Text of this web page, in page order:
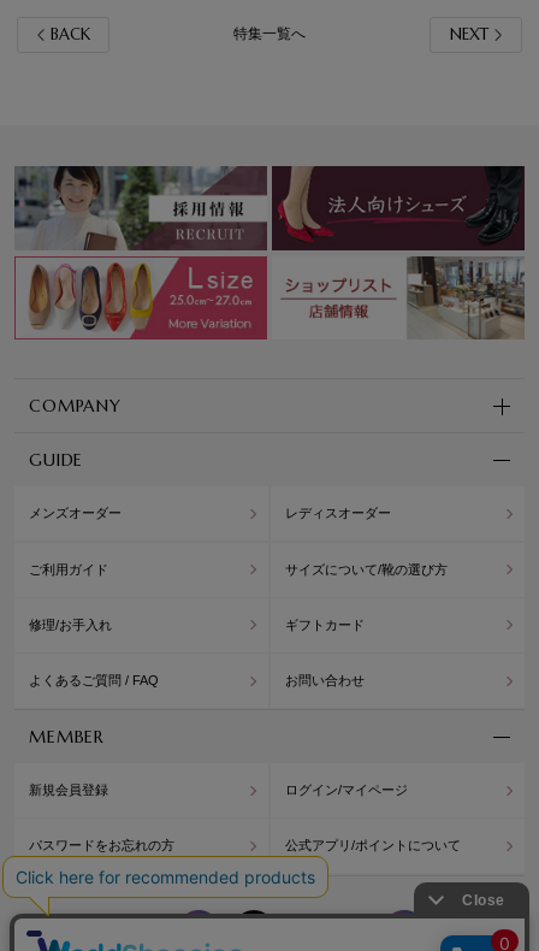
BACK 特集一覧へ NEXT
COMPANY
GUIDE
メンズオーダー レディスオーダー
ご利用ガイド サイズについて/靴の選び方
修理/お手入れ ギフトカード
よくあるご質問 / FAQ お問い合わせ
MEMBER
新規会員登録 ログイン/マイページ
パスワードをお忘れの方 公式アプリ/ポイントについて